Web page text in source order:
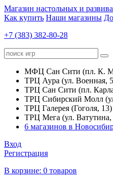
Магазин настольных и
Как купить Наши магазины
+7 (383) 382-80-28
МФЦ Сан Сити (пл. К.
ТРЦ Аура (ул. Военная,
ТРЦ Сан Сити (пл.
ТРЦ Сибирский Молл
ТРЦ Галерея (Гоголя, 13)
ТРЦ Мега (ул. Ватутина,
6 магазинов в
Вход
Регистрация
В корзине: 0 товаров